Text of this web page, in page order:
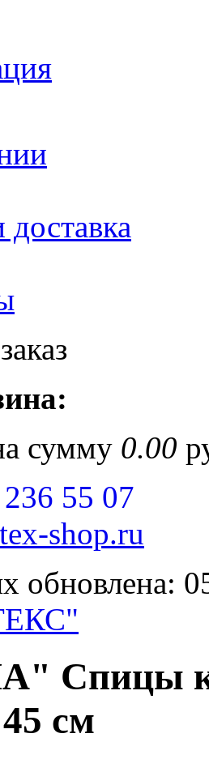
сумму 0.00
55 07
shop.ru
обновлена:
Спицы
см